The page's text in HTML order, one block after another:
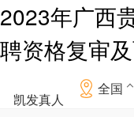
2023年广西
聘资格复审
凯发真人
全国